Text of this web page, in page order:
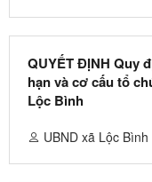
QUYẾT ĐỊNH Quy
hạn và cơ cấu tổ
Lộc Bình
UBND xã Lộc Bình